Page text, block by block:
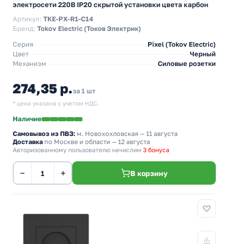
электросети 220В IP20 скрытой установки цвета карбон
Артикул: TKE-PX-R1-C14
Бренд: Tokov Electric (Токов Электрик)
Серия
Pixel (Tokov Electric)
Цвет
Черный
Механизм
Силовые розетки
274,35 р.за 1 шт
* цена указана с учетом НДС.
Наличие
Самовывоз из ПВЗ: м. Новохохловская — 11 августа
Доставка по Москве и области — 12 августа
Авторизованному пользователю начислим 3 бонуса
− + В корзину